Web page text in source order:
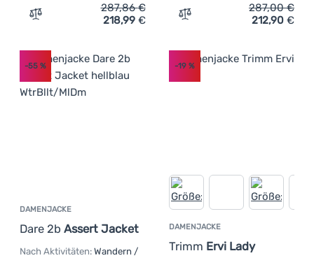
Zum Vergleich 'Damenjacke Fjällräven Kaipak Jacket W'
287,86€
218,99 € Zum Vergleich
287,00€
212,90 €
DAMENJACKE
Dare 2b Assert Jacket
-55 %
Nach Aktivitäten: Wandern /
DAMENJACKE
Trimm Ervi Lady
-19%